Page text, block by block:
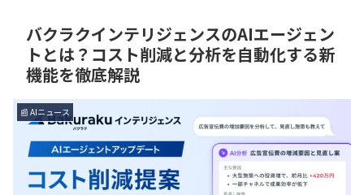
バクラクインテリジェンスのAIエージェン
トとは？コスト削減と分析を自動化する新
機能を徹底解説
📰 AIニュース